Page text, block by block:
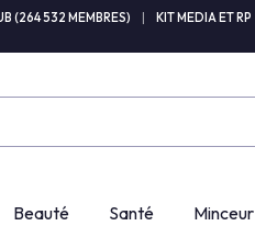
(264 532 MEMBRES) KIT MEDIA ET RP
Beauté Santé Minceur